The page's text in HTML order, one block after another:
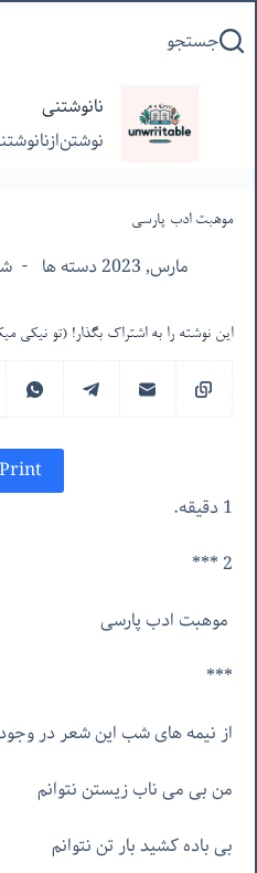
به
جستجو
نانوشتنی
موهبت ادب پارسی
مارس, 2023 دسته ها
این نوشته را به اشتراک بگذار! (تو نیکی
Print 🖨
1 دقیقه.
2 ***
موهبت ادب پارسی
***
از نیمه های شب این شعر در
من بی می ناب زیستن نتوانم
بی باده کشید بار تن نتوانم